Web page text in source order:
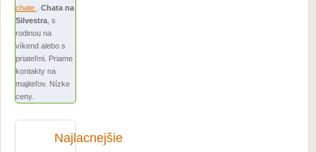
chate
Chata na
Silvestra , s
rodinou na
víkend alebo s
priateľmi. Priame
kontakty na
majiteľov. Nízke
ceny.
Najlacnejšie